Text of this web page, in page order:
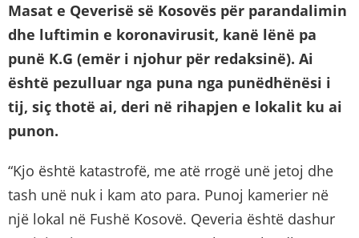
Masat e Qeverisë së Kosovës për parandalimin
dhe luftimin e koronavirusit, kanë lënë pa
punë K.G (emër i njohur për redaksinë). Ai
është pezulluar nga puna nga punëdhënësi i
tij, siç thotë ai, deri në rihapjen e lokalit ku ai
punon.
“Kjo është katastrofë, me atë rrogë unë jetoj dhe
tash unë nuk i kam ato para. Punoj kamerier në
një lokal në Fushë Kosovë. Qeveria është dashur